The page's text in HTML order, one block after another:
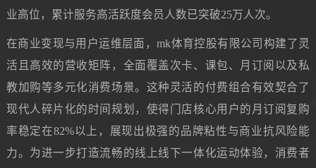
业高位，累计服务高活跃度会员人数已突破25万人次。
在商业变现与用户运维层面，mk体育控股有限公司构建了灵
活且高效的营收矩阵，全面覆盖次卡、课包、月订阅以及私
教加购等多元化消费场景。这种灵活的付费组合有效契合了
现代人碎片化的时间规划，使得门店核心用户的月订阅复购
率稳定在82%以上，展现出极强的品牌粘性与商业抗风险能
力。为进一步打造流畅的线上线下一体化运动体验，消费者